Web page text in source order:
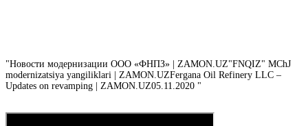
"Новости модернизации ООО «ФНПЗ» | ZAMON.UZ"FNQIZ" MChJ
modernizatsiya yangiliklari | ZAMON.UZFergana Oil Refinery LLC –
Updates on revamping | ZAMON.UZ05.11.2020 "